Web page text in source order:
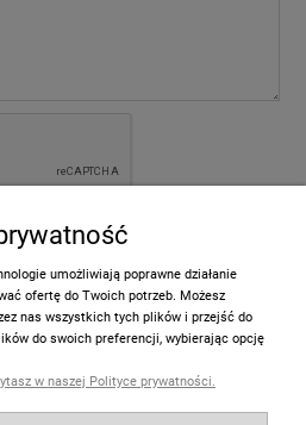
umożliwiają poprawne działanie
ofertę do Twoich potrzeb. Możesz
nas wszystkich tych plików i przejść do
do swoich preferencji, wybierając opcję
w naszej Polityce prywatności.